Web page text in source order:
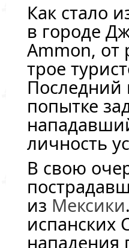
Как стало
в городе
Ammon, от
трое
Последний
попытке
личность
В свою
из Мексики
испанских
нападения